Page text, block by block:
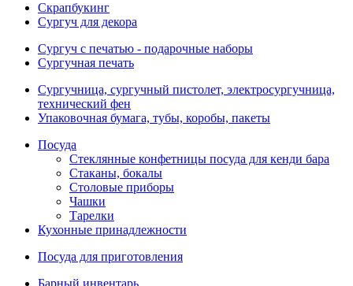
Скрапбукинг
Сургуч для декора
Сургуч с печатью - подарочные наборы
Сургучная печать
Сургучница, сургучный пистолет, электросургучница,
технический фен
Упаковочная бумага, тубы, коробы, пакеты
Посуда
Стеклянные конфетницы посуда для кенди бара
Стаканы, бокалы
Столовые приборы
Чашки
Тарелки
Кухонные принадлежности
Посуда для приготовления
Барный инвентарь